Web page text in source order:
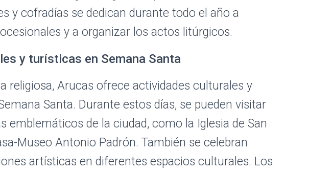
y cofradías se dedican durante todo el año a
y a organizar los actos litúrgicos.
y turísticas en Semana Santa
religiosa, Arucas ofrece actividades culturales y
Santa. Durante estos días, se pueden visitar
emblemáticos de la ciudad, como la Iglesia de San
Museo Antonio Padrón. También se celebran
artísticas en diferentes espacios culturales. Los